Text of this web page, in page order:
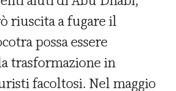
riuscita a fugare il
possa essere
trasformazione in
facoltosi. Nel maggio